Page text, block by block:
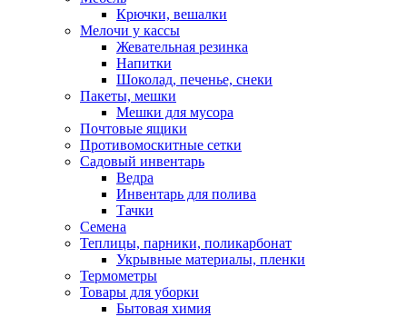
Крючки, вешалки
Мелочи у кассы
Жевательная резинка
Напитки
Шоколад, печенье, снеки
Пакеты, мешки
Мешки для мусора
Почтовые ящики
Противомоскитные сетки
Садовый инвентарь
Ведра
Инвентарь для полива
Тачки
Семена
Теплицы, парники, поликарбонат
Укрывные материалы, пленки
Термометры
Товары для уборки
Бытовая химия